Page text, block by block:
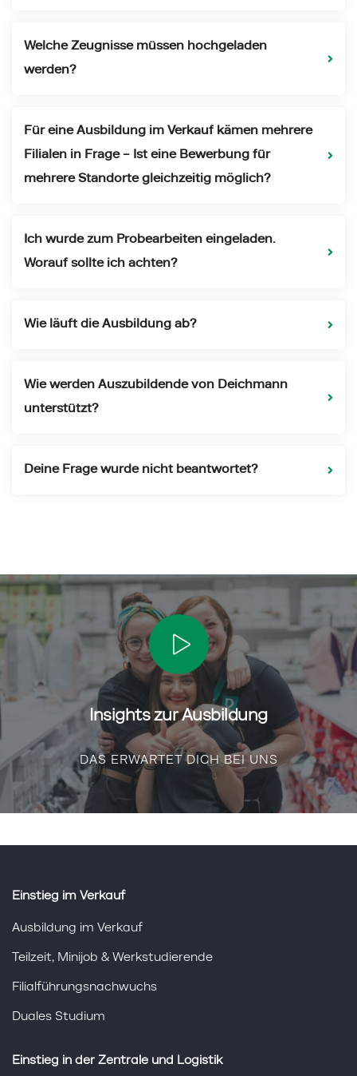
Welche Zeugnisse müssen hochgeladen
werden?
Für eine Ausbildung im Verkauf kämen mehrere
Filialen in Frage – Ist eine Bewerbung für
mehrere Standorte gleichzeitig möglich?
Ich wurde zum Probearbeiten eingeladen.
Worauf sollte ich achten?
Wie läuft die Ausbildung ab?
Wie werden Auszubildende von Deichmann
unterstützt?
Deine Frage wurde nicht beantwortet?
Insights zur Ausbildung
DAS ERWARTET DICH BEI UNS
Einstieg im Verkauf
Ausbildung im Verkauf
Teilzeit, Minijob & Werkstudierende
Filialführungsnachwuchs
Duales Studium
Einstieg in der Zentrale und Logistik